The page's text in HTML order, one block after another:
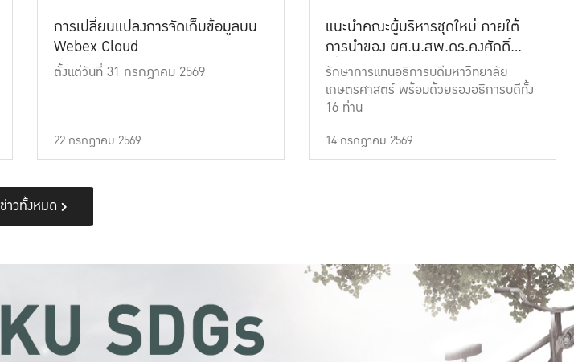
การเปลี่ยนแปลงการจัดเก็บข้อมูลบน
Webex Cloud
ตั้งแต่วันที่ 31 กรกฎาคม 2569
22 กรกฎาคม 2569
แนะนำคณะผู้บริหารชุดใหม่ ภายใต้
การนำของ ผศ.น.สพ.ดร.คงศักดิ์
เที่ยงธรรม
รักษาการแทนอธิการบดีมหาวิทยาลัย
เกษตรศาสตร์ พร้อมด้วยรองอธิการบดีทั้ง
16 ท่าน
14 กรกฎาคม 2569
ข่าวทั้งหมด